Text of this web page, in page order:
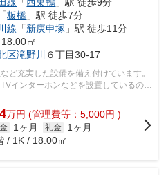
線 「西巣鴨 」駅 徒歩9分
「板橋 」駅 徒歩7分
線 「新庚申塚 」駅 徒歩11分
㎡
区滝野川 ６丁目30-17
ど充実した設備を備え付けています。
インターホンなどを設置しているので
...
万円 (管理費等：5,000円 )
1ヶ月 礼金
1ヶ月
/ 1K / 18.00㎡